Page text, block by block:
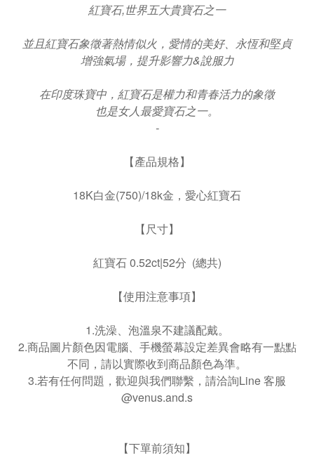
紅寶石,世界五大貴寶石之一
並且紅寶石象徵著熱情似火，愛情的美好、永恆和堅貞
增強氣場，提升影響力&說服力
在印度珠寶中，紅寶石是權力和青春活力的象徵
也是女人最愛寶石之一。
-
【產品規格】
18K白金(750)/18k金，愛心紅寶石
【尺寸】
紅寶石 0.52ct|52分 (總共)
【使用注意事項】
1.洗澡、泡溫泉不建議配戴。
2.商品圖片顏色因電腦、手機螢幕設定差異會略有一點點
不同，請以實際收到商品顏色為準。
3.若有任何問題，歡迎與我們聯繫，請洽詢Line 客服
@venus.and.s
【下單前須知】